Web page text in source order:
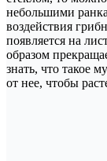
небольшими
воздействия
появляется на
образом
знать, что такое
от нее, чтобы